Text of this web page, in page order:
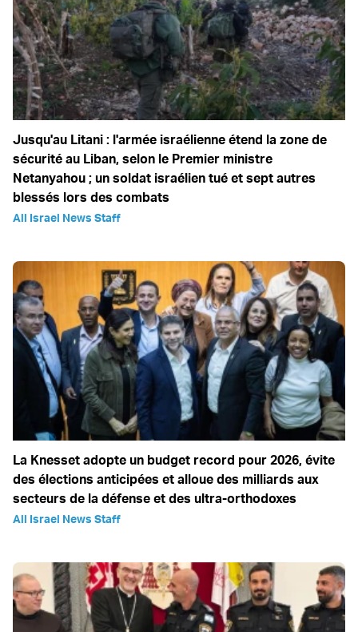
Jusqu'au Litani : l'armée israélienne étend la zone de
sécurité au Liban, selon le Premier ministre
Netanyahou ; un soldat israélien tué et sept autres
blessés lors des combats
All Israel News Staff
La Knesset adopte un budget record pour 2026, évite
des élections anticipées et alloue des milliards aux
secteurs de la défense et des ultra-orthodoxes
All Israel News Staff